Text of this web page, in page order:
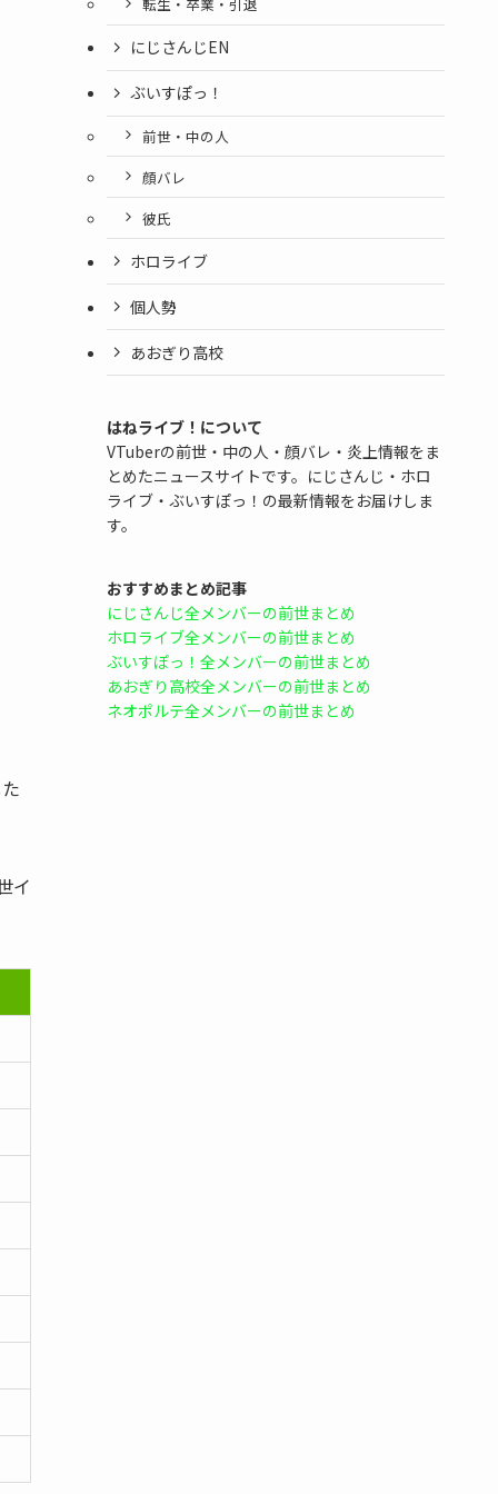
イ
にじさんじEN
ぶいすぽっ！
前世・中の人
顔バレ
彼氏
ホロライブ
個人勢
あおぎり高校
はねライブ！について
VTuberの前世・中の人・顔バレ・炎上情報をま
とめたニュースサイトです。にじさんじ・ホロ
ライブ・ぶいすぽっ！の最新情報をお届けしま
す。
おすすめまとめ記事
にじさんじ全メンバーの前世まとめ
ホロライブ全メンバーの前世まとめ
ぶいすぽっ！全メンバーの前世まとめ
あおぎり高校全メンバーの前世まとめ
ネオポルテ全メンバーの前世まとめ